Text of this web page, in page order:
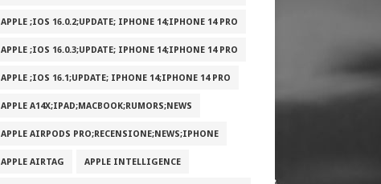
APPLE ;IOS 16.0.2;UPDATE; IPHONE 14;IPHONE 14 PRO
APPLE ;IOS 16.0.3;UPDATE; IPHONE 14;IPHONE 14 PRO
APPLE ;IOS 16.1;UPDATE; IPHONE 14;IPHONE 14 PRO
APPLE A14X;IPAD;MACBOOK;RUMORS;NEWS
APPLE AIRPODS PRO;RECENSIONE;NEWS;IPHONE
APPLE AIRTAG APPLE INTELLIGENCE